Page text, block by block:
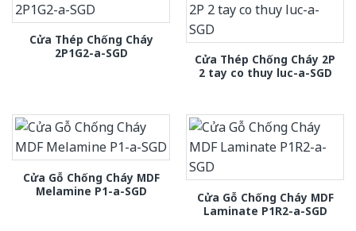
Cửa Thép Chống Cháy
2P1G2-a-SGD
Cửa Thép Chống Cháy 2P
2 tay co thuy luc-a-SGD
Cửa Gỗ Chống Cháy MDF
Melamine P1-a-SGD
Cửa Gỗ Chống Cháy MDF
Laminate P1R2-a-SGD